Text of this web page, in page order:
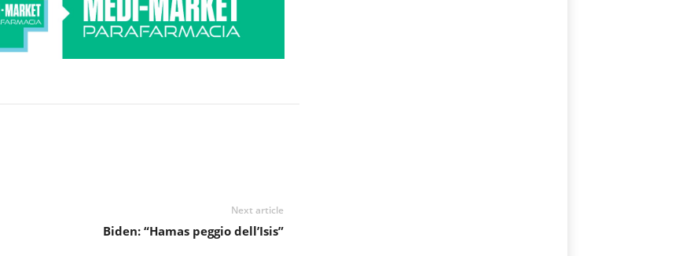
Next article
Biden: “Hamas peggio dell’Isis”